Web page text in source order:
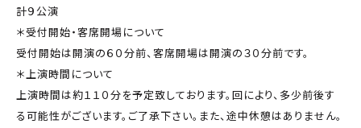
計９公演
＊受付開始・客席開場について
受付開始は開演の６０分前、客席開場は開演の３０分前です。
＊上演時間について
上演時間は約１１０分を予定致しております。回により、多少前後す
る可能性がございます。ご了承下さい。また、途中休憩はありません。